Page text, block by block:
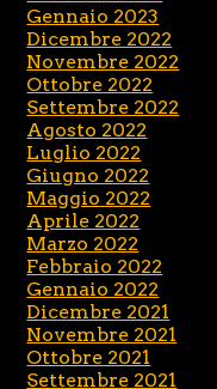
Gennaio 2023
Dicembre 2022
Novembre 2022
Ottobre 2022
Settembre 2022
Agosto 2022
Luglio 2022
Giugno 2022
Maggio 2022
Aprile 2022
Marzo 2022
Febbraio 2022
Gennaio 2022
Dicembre 2021
Novembre 2021
Ottobre 2021
Settembre 2021